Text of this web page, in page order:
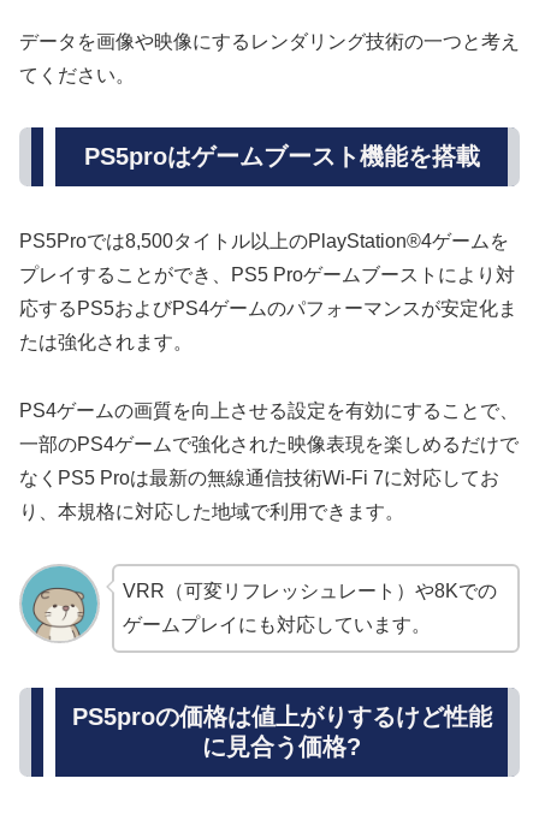
データを画像や映像にするレンダリング技術の一つと考え
てください。
PS5proはゲームブースト機能を搭載
PS5Proでは8,500タイトル以上のPlayStation®4ゲームを
プレイすることができ、PS5 Proゲームブーストにより対
応するPS5およびPS4ゲームのパフォーマンスが安定化ま
たは強化されます。
PS4ゲームの画質を向上させる設定を有効にすることで、
一部のPS4ゲームで強化された映像表現を楽しめるだけで
なくPS5 Proは最新の無線通信技術Wi-Fi 7に対応してお
り、本規格に対応した地域で利用できます。
VRR（可変リフレッシュレート）や8Kでの
ゲームプレイにも対応しています。
PS5proの価格は値上がりするけど性能
に見合う価格?